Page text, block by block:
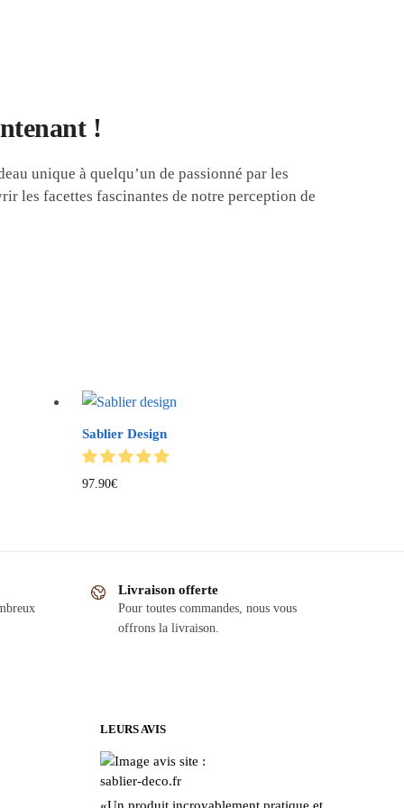
!
unique à quelqu’un de passionné par les
les facettes fascinantes de notre perception de
Sablier Design
97.90€
Livraison offerte
Pour toutes commandes, nous vous
offrons la livraison.
LEURS AVIS